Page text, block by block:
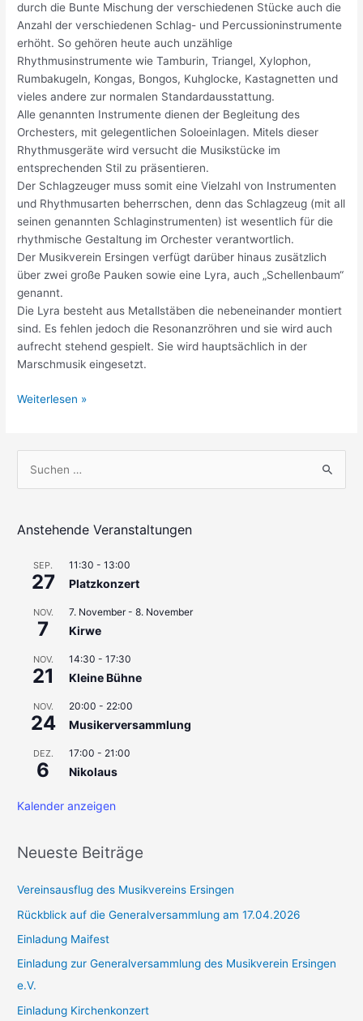
durch die Bunte Mischung der verschiedenen Stücke auch die
Anzahl der verschiedenen Schlag- und Percussioninstrumente
erhöht. So gehören heute auch unzählige
Rhythmusinstrumente wie Tamburin, Triangel, Xylophon,
Rumbakugeln, Kongas, Bongos, Kuhglocke, Kastagnetten und
vieles andere zur normalen Standardausstattung.
Alle genannten Instrumente dienen der Begleitung des
Orchesters, mit gelegentlichen Soloeinlagen. Mitels dieser
Rhythmusgeräte wird versucht die Musikstücke im
entsprechenden Stil zu präsentieren.
Der Schlagzeuger muss somit eine Vielzahl von Instrumenten
und Rhythmusarten beherrschen, denn das Schlagzeug (mit all
seinen genannten Schlaginstrumenten) ist wesentlich für die
rhythmische Gestaltung im Orchester verantwortlich.
Der Musikverein Ersingen verfügt darüber hinaus zusätzlich
über zwei große Pauken sowie eine Lyra, auch „Schellenbaum“
genannt.
Die Lyra besteht aus Metallstäben die nebeneinander montiert
sind. Es fehlen jedoch die Resonanzröhren und sie wird auch
aufrecht stehend gespielt. Sie wird hauptsächlich in der
Marschmusik eingesetzt.
Schlaginstrumente
Weiterlesen »
h
Anstehende Veranstaltungen
SEP.
27
11:30 -13:00
Platzkonzert
NOV.
7
7. November-8. November
Kirwe
NOV.
21
14:30 -17:30
Kleine Bühne
NOV.
24
20:00 - 22:00
Musikerversammlung
DEZ.
6
17:00 - 21:00
Nikolaus
Kalender anzeigen
Neueste Beiträge
Vereinsausflug des Musikvereins Ersingen
Rückblick auf die Generalversammlung am 17.04.2026
Einladung Maifest
Einladung zur Generalversammlung des Musikverein Ersingen
e.V.
Einladung Kirchenkonzert